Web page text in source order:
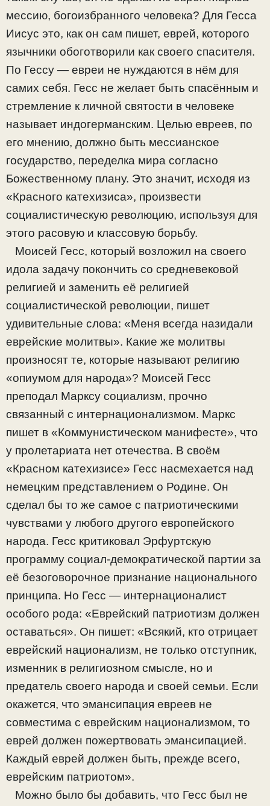
мессию, богоизбранного человека? Для Гесса
Иисус это, как он сам пишет, еврей, которого
язычники обоготворили как своего спасителя.
По Гессу — евреи не нуждаются в нём для
самих себя. Гесс не желает быть спасённым и
стремление к личной святости в человеке
называет индогерманским. Целью евреев, по
его мнению, должно быть мессианское
государство, переделка мира согласно
Божественному плану. Это значит, исходя из
«Красного катехизиса», произвести
социалистическую революцию, используя для
этого расовую и классовую борьбу.
Моисей Гесс, который возложил на своего
идола задачу покончить со средневековой
религией и заменить её религией
социалистической революции, пишет
удивительные слова: «Меня всегда назидали
еврейские молитвы». Какие же молитвы
произносят те, которые называют религию
«опиумом для народа»? Моисей Гесс
преподал Марксу социализм, прочно
связанный с интернационализмом. Маркс
пишет в «Коммунистическом манифесте», что
у пролетариата нет отечества. В своём
«Красном катехизисе» Гесс насмехается над
немецким представлением о Родине. Он
сделал бы то же самое с патриотическими
чувствами у любого другого европейского
народа. Гесс критиковал Эрфуртскую
программу социал-демократической партии за
её безоговорочное признание национального
принципа. Но Гесс — интернационалист
особого рода: «Еврейский патриотизм должен
оставаться». Он пишет: «Всякий, кто отрицает
еврейский национализм, не только отступник,
изменник в религиозном смысле, но и
предатель своего народа и своей семьи. Если
окажется, что эмансипация евреев не
совместима с еврейским национализмом, то
еврей должен пожертвовать эмансипацией.
Каждый еврей должен быть, прежде всего,
еврейским патриотом».
Можно было бы добавить, что Гесс был не